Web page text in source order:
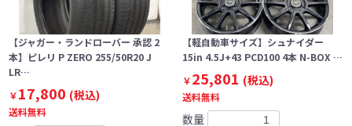
【ジャガー・ランドローバー 承認 2
本】ピレリ P ZERO 255/50R20 J
LR…
￥17,800 (税込)
送料無料
【軽自動車サイズ】シュナイダー
15in 4.5J+43 PCD100 4本 N-BOX …
￥25,801 (税込)
送料無料
数量